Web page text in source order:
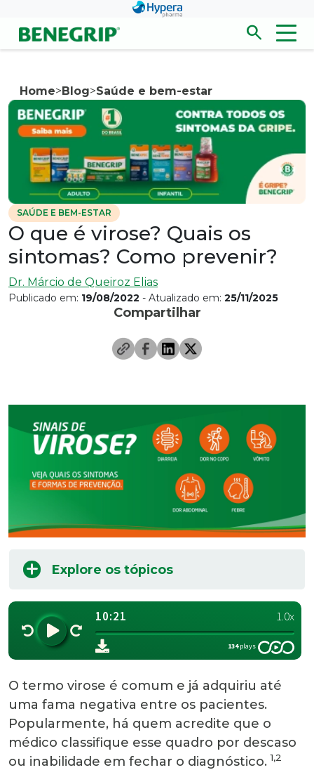
Pular para conteúdo principal
search
Abrir/
Home>Blog>Saúde e bem-estar
SAÚDE E BEM-ESTAR
O que é virose? Quais os
sintomas? Como prevenir?
Dr. Márcio de Queiroz Elias
Publicado em: 19/08/2022 - Atualizado em: 25/11/2025
Compartilhar
Explore os tópicos
O termo virose é comum e já adquiriu até
uma fama negativa entre os pacientes.
Popularmente, há quem acredite que o
médico classifique esse quadro por descaso
ou inabilidade em fechar o diagnóstico. 1,2